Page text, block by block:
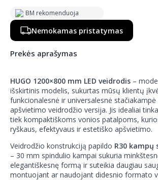
BM rekomenduoja
Nemokamas pristatymas
Prekės aprašymas
HUGO 1200×800 mm LED veidrodis –
išskirtinis modelis, sukurtas mūsų klientų
funkcionalesnė ir universalesnė stačiakampė
apšvietimo veidrodžio versija. Jis idealiai
tiek kompaktiškoms vonios patalpoms,
ryškaus, efektyvaus ir estetiško apšvietimo.
Veidrodžio konstrukciją papildo R30 kampų
– 30 mm spindulio kampai sukuria
elegantiškesnę formą ir suteikia daugiau
montuojant ar naudojant didesnio formato